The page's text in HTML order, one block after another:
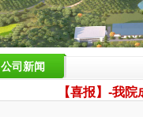
公司新闻
【喜报】-我